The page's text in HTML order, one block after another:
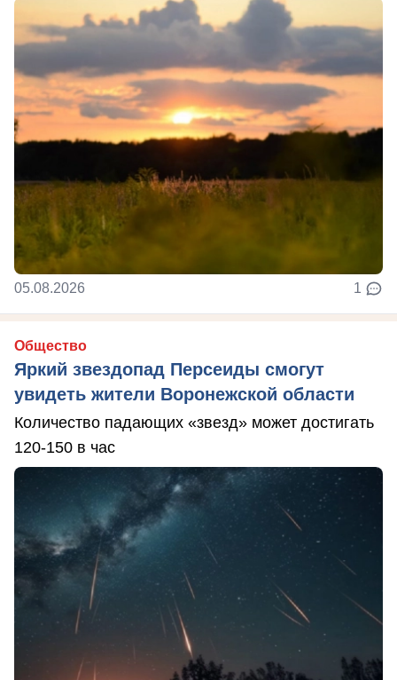
05.08.2026 1
Общество
Яркий звездопад Персеиды смогут
увидеть жители Воронежской области
Количество падающих «звезд» может достигать
120-150 в час